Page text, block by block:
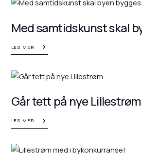
Med samtidskunst skal
LES MER
Går tett på nye Lillestrøm
LES MER